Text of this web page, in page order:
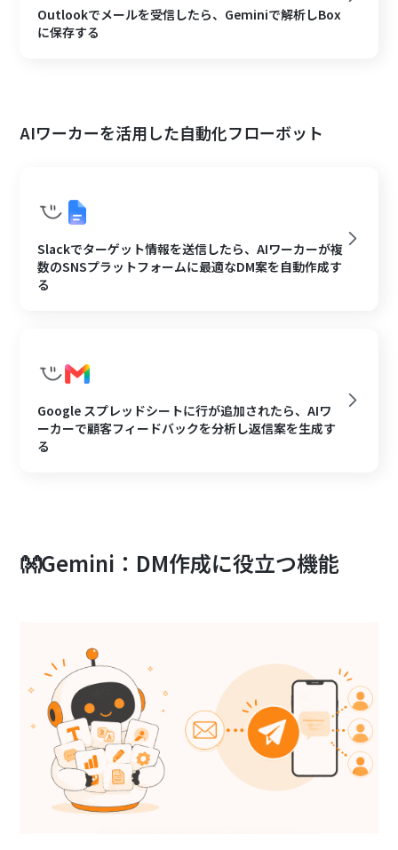
Outlookでメールを受信したら、Geminiで解析しBox
に保存する
AIワーカーを活用した自動化フローボット
Slackでターゲット情報を送信したら、AIワーカーが複
数のSNSプラットフォームに最適なDM案を自動作成す
る
Google スプレッドシートに行が追加されたら、AIワ
ーカーで顧客フィードバックを分析し返信案を生成す
る
👐Gemini：DM作成に役立つ機能